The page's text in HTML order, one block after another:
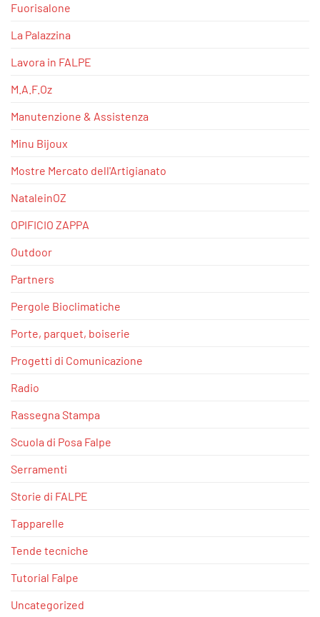
Fuorisalone
La Palazzina
Lavora in FALPE
M.A.F.Oz
Manutenzione & Assistenza
Minu Bijoux
Mostre Mercato dell'Artigianato
NataleinOZ
OPIFICIO ZAPPA
Outdoor
Partners
Pergole Bioclimatiche
Porte, parquet, boiserie
Progetti di Comunicazione
Radio
Rassegna Stampa
Scuola di Posa Falpe
Serramenti
Storie di FALPE
Tapparelle
Tende tecniche
Tutorial Falpe
Uncategorized